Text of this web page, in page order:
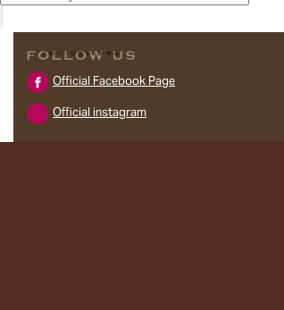
Official Facebook Page
Official instagram